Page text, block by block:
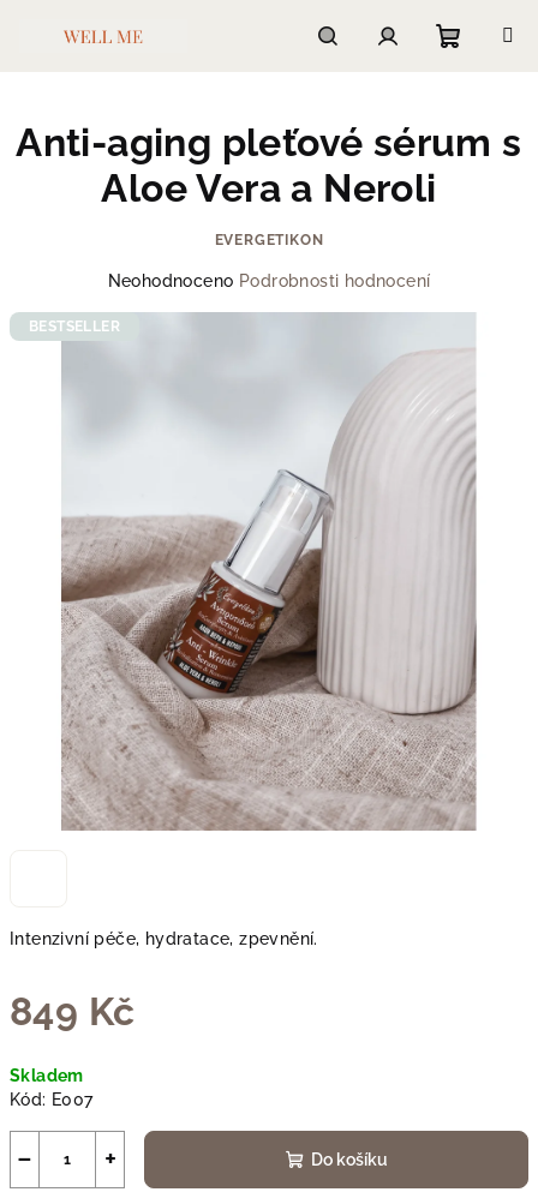
košík
Intenzivní péče, hydratace, zpevnění.
849 Kč
cena:
Skladem
Kód: E007
+
− Do košíku
Anti-aging pleťové sérum s
Aloe Vera a Neroli
EVERGETIKON
produktu
Neohodnoceno Podrobnosti hodnocení
BESTSELLER